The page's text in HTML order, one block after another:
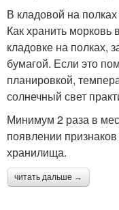
В кладовой на полках
Как хранить морковь
кладовке на полках,
бумагой. Если это
планировкой,
солнечный свет
Минимум 2 раза в
появлении
хранилища.
читать дальше →